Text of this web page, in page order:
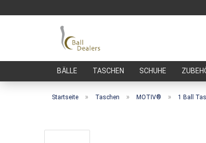
BÄLLE TASCHEN SCHUHE
Startseite » Taschen » MOTIV® » 1 Ball